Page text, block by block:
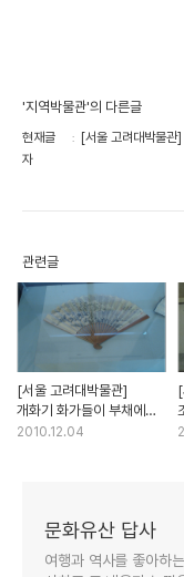
'지역박물관'의 다른글
현재글
[서울 고려대박물관
자
관련글
[서울 고려대박물관]
개화기 화가들이 부채에
그린 그림
2010.12.04
문화유산 답사
여행과 역사를 좋아하